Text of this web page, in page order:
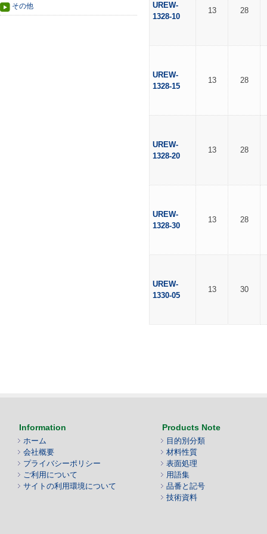
その他
UREW-
1328-10
13 28
UREW-
1328-15
13 28
UREW-
1328-20
13 28
UREW-
1328-30
13 28
UREW-
1330-05
13 30
Information
ホーム
会社概要
プライバシーポリシー
ご利用について
サイトの利用環境について
Products Note
目的別分類
材料性質
表面処理
用語集
品番と記号
技術資料